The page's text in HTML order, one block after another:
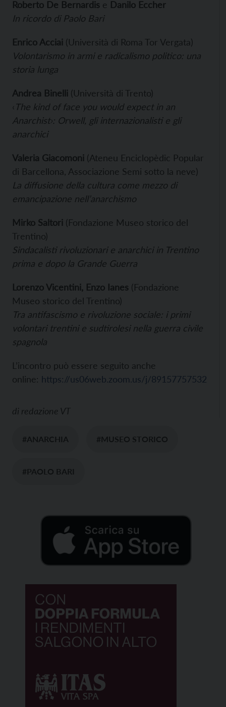
Roberto De Bernardis e Danilo Eccher
In ricordo di Paolo Bari
Enrico Acciai (Università di Roma Tor Vergata)
Volontarismo in armi e radicalismo politico: una
storia lunga
Andrea Binelli (Università di Trento)
‹ The kind of face you would expect in an
Anarchist›: Orwell, gli internazionalisti e gli
anarchici
Valeria Giacomoni (Ateneu Enciclopèdic Popular
di Barcellona, Associazione Semi sotto la neve)
La diffusione della cultura come mezzo di
emancipazione nell’anarchismo
Mirko Saltori (Fondazione Museo storico del
Trentino)
Sindacalisti rivoluzionari e anarchici in Trentino
prima e dopo la Grande Guerra
Lorenzo Vicentini, Enzo Ianes (Fondazione
Museo storico del Trentino)
Tra antifascismo e rivoluzione sociale: i primi
volontari trentini e sudtirolesi nella guerra civile
spagnola
L’incontro può essere seguito anche
online: https://us06web.zoom.us/j/89157757532
di redazione VT
#ANARCHIA #MUSEO STORICO
#PAOLO BARI